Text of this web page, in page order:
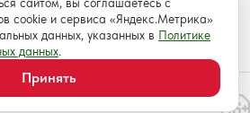
текстовых, фото, аудио и
с согласия правообладателя с обязательной
Для детей старше 16 лет.
cookie и сервиса «Яндекс.Метрика»
данных, указанных в Политике
данных.
Принять